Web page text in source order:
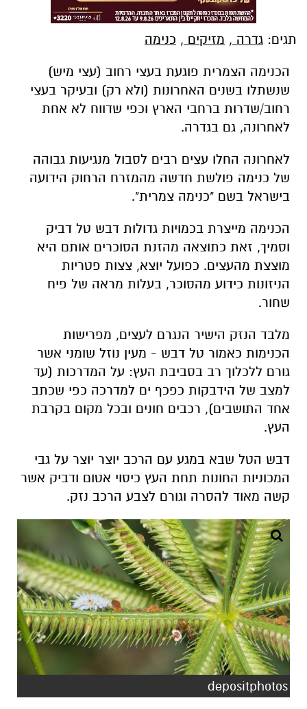
תגים: גדרה , מזיקים , כנימה
הכנימה הצמרית פוגעת בעצי רחוב (עצי מיש)
שנשתלו בשנים האחרונות (ולא רק) ובעיקר בעצי
רחוב/שדרות ברחבי הארץ וכפי שדווח לא אחת
לאחרונה, גם בגדרה.
לאחרונה החלו עצים רבים לסבול מנגיעות גבוהה
של כנימה פולשת חדשה מהמזרח הרחוק הידועה
בישראל בשם "כנימה צמרית".
הכנימה מייצרת בכמויות גדולות דבש טל דביק
וסמיך, זאת כתוצאה מהזנת הסוכרים אותם היא
מוצצת מהעצים. כפועל יוצא, צצות פטריות
הניזונות כידוע מהסוכר, בעלות מראה של פיח
שחור.
מלבד הנזק הישיר הנגרם לעצים, מפרישות
הכנימות כאמור טל דבש - מעין נוזל שומני אשר
גורם ללכלוך רב בסביבת העץ: על המדרכות (עד
למצב של הידבקות כפכף ים למדרכה כפי שכתב
אחד התושבים), רכבים חונים ובכל מקום בקרבת
העץ.
דבש הטל שבא במגע עם הרכב יוצר יוצר על גבי
המכוניות החונות תחת העץ כיסוי אטום ודביק אשר
קשה מאוד להסרה וגורם לצבע הרכב נזק.
depositphotos